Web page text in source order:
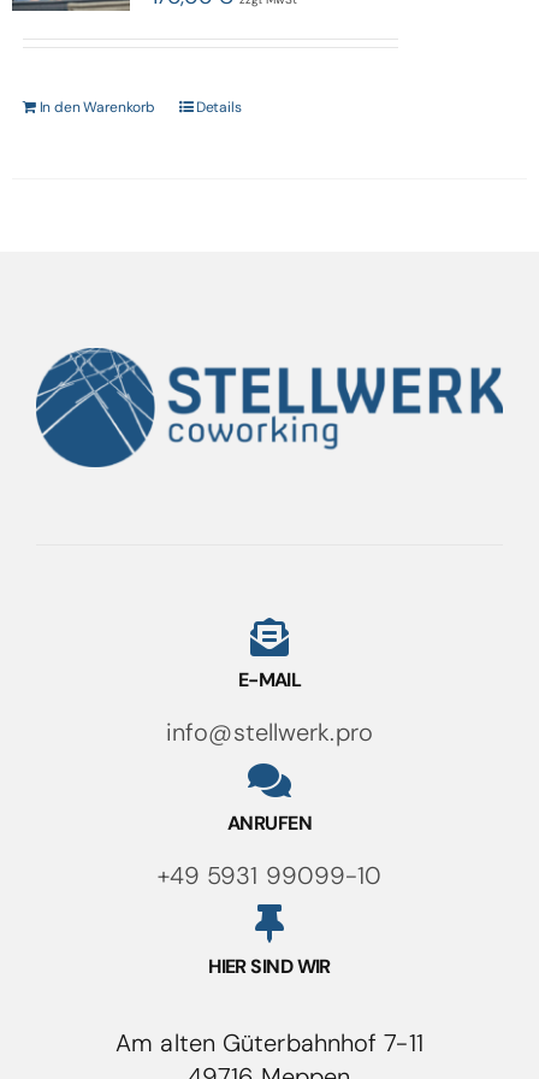
In den Warenkorb Details
E-MAIL
info@stellwerk.pro
ANRUFEN
+49 5931 99099-10
HIER SIND WIR
Am alten Güterbahnhof 7-11